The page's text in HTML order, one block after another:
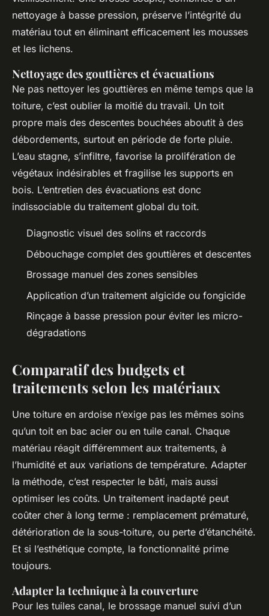
nettoyage à basse pression, préserve l’intégrité du
matériau tout en éliminant efficacement les mousses
et les lichens.
Nettoyage des gouttières et évacuations
Ne pas nettoyer les gouttières en même temps que la
toiture, c’est oublier la moitié du travail. Un toit
propre mais des descentes bouchées aboutit à des
débordements, surtout en période de forte pluie.
L’eau stagne, s’infiltre, favorise la prolifération de
végétaux indésirables et fragilise les supports en
bois. L’entretien des évacuations est donc
indissociable du traitement global du toit.
Diagnostic visuel des solins et raccords
Débouchage complet des gouttières et descentes
Brossage manuel des zones sensibles
Application d’un traitement algicide ou fongicide
Rinçage à basse pression pour éviter les micro-
dégradations
Comparatif des budgets et
traitements selon les matériaux
Une toiture en ardoise n’exige pas les mêmes soins
qu’un toit en bac acier ou en tuile canal. Chaque
matériau réagit différemment aux traitements, à
l’humidité et aux variations de température. Adapter
la méthode, c’est respecter le bâti, mais aussi
optimiser les coûts. Un traitement inadapté peut
coûter cher à long terme : remplacement prématuré,
détérioration de la sous-toiture, ou perte d’étanchéité.
Et si l’esthétique compte, la fonctionnalité prime
toujours.
Adapter la technique à la couverture
Pour les tuiles canal, le brossage manuel suivi d’un